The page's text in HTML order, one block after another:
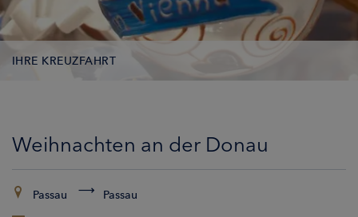
IHRE KREUZFAHRT
KABINEN
Weihnachten an der Donau
Passau Passau